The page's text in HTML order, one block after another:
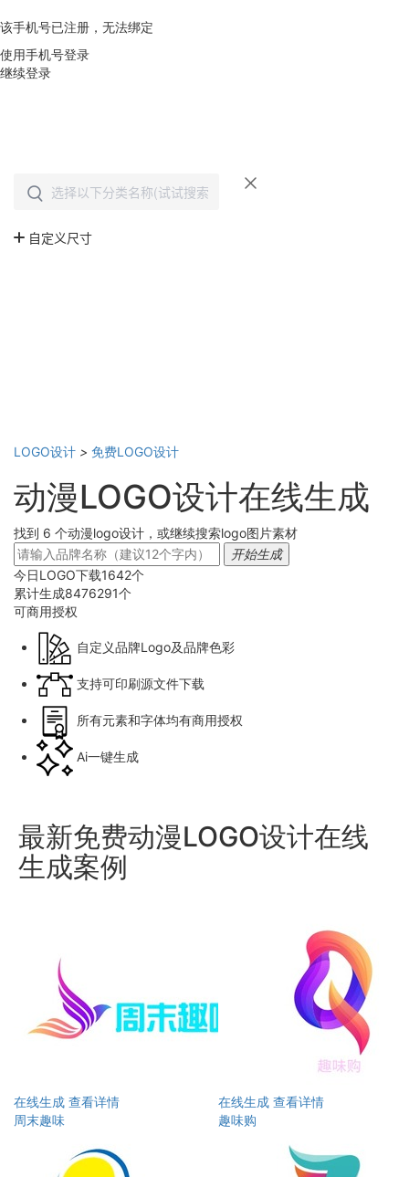
该手机号已注册，无法绑定
使用手机号登录
继续登录
LOGO设计 > 免费LOGO设计
动漫LOGO设计在线生成
找到 6 个动漫logo设计，或继续搜索logo图片素材
开始生成
今日LOGO下载1642个
累计生成8476291个
可商用授权
自定义品牌Logo及品牌色彩
支持可印刷源文件下载
所有元素和字体均有商用授权
Ai一键生成
最新免费动漫LOGO设计在线
生成案例
在线生成 查看详情
周末趣味
在线生成 查看详情
趣味购